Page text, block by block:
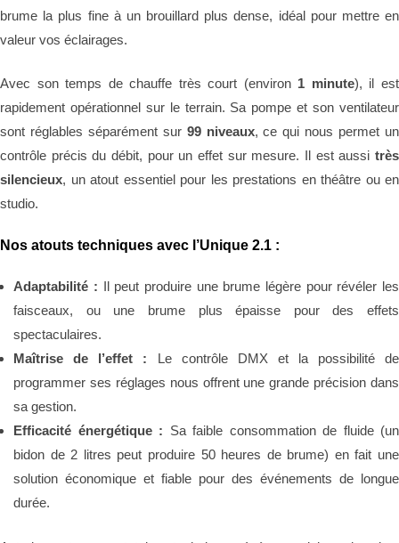
brume la plus fine à un brouillard plus dense, idéal pour mettre en
valeur vos éclairages.
Avec son temps de chauffe très court (environ 1 minute), il est
rapidement opérationnel sur le terrain. Sa pompe et son ventilateur
sont réglables séparément sur 99 niveaux, ce qui nous permet un
contrôle précis du débit, pour un effet sur mesure. Il est aussi très
silencieux, un atout essentiel pour les prestations en théâtre ou en
studio.
Nos atouts techniques avec l’Unique 2.1 :
Adaptabilité : Il peut produire une brume légère pour révéler les
faisceaux, ou une brume plus épaisse pour des effets
spectaculaires.
Maîtrise de l’effet : Le contrôle DMX et la possibilité de
programmer ses réglages nous offrent une grande précision dans
sa gestion.
Efficacité énergétique : Sa faible consommation de fluide (un
bidon de 2 litres peut produire 50 heures de brume) en fait une
solution économique et fiable pour des événements de longue
durée.